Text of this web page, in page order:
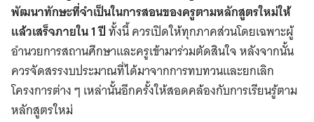
พัฒนาทักษะที่จำเป็นในการสอนของครูตามหลักสูตรใหม่ให้
แล้วเสร็จภายใน 1 ปีทั้งนี้ ควรเปิดให้ทุกภาคส่วนโดยเฉพาะผู้
อำนวยการสถานศึกษาและครูเข้ามาร่วมตัดสินใจ หลังจากนั้น
ควรจัดสรรงบประมาณที่ได้มาจากการทบทวนและยกเลิก
โครงการต่าง ๆ เหล่านั้นอีกครั้งให้สอดคล้องกับการเรียนรู้ตาม
หลักสูตรใหม่